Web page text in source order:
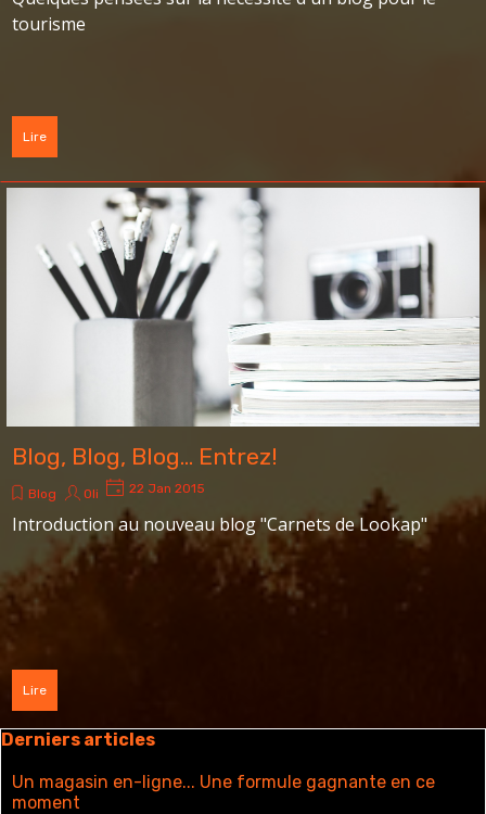
tourisme
Lire
Blog, Blog, Blog... Entrez!
Blog Oli 22 Jan 2015
Introduction au nouveau blog "Carnets de Lookap"
Lire
Sauter le bloc Derniers articles
Derniers articles
Un magasin en-ligne... Une formule gagnante en ce
moment